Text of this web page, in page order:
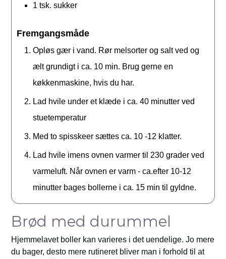
1 tsk. sukker
Fremgangsmåde
Opløs gær i vand. Rør melsorter og salt ved og
ælt grundigt i ca. 10 min. Brug gerne en
køkkenmaskine, hvis du har.
Lad hvile under et klæde i ca. 40 minutter ved
stuetemperatur
Med to spisskeer sættes ca. 10 -12 klatter.
Lad hvile imens ovnen varmer til 230 grader ved
varmeluft. Når ovnen er varm - ca.efter 10-12
minutter bages bollerne i ca. 15 min til gyldne.
Brød med durummel
Hjemmelavet boller kan varieres i det uendelige. Jo mere
du bager, desto mere rutineret bliver man i forhold til at